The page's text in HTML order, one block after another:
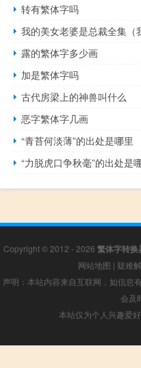
转有繁体字吗
我的美女老婆是总裁全集（
露的繁体字多少画
加是繁体字吗
古代房梁上的神兽叫什么
恶字繁体字几画
“青苔何淡薄”的出处是哪里
“力脱虎口争秋毫”的出处是
Copyright © 2012 - 2026 繁体字转换
网站地图 | 疑难
声明：本站内容来自互联网，如信息
会及
本站仅为个人兴趣爱